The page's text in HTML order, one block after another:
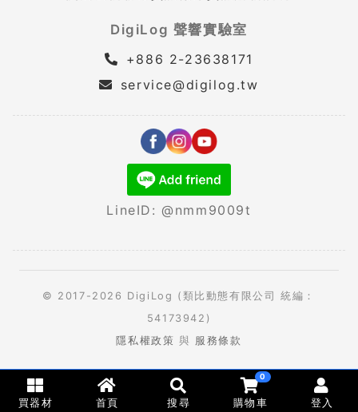
DigiLog 聲響實驗室
+886 2-23638171
service@digilog.tw
LineID: @nmm9009t
© 2017-2026 DigiLog (類比動態有限公司 統編：
54173942)
隱私權政策 與 服務條款
買器材 首頁 搜尋
0
購物車 登入